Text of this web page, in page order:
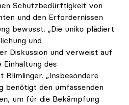
Schutzbedürftigkeit von
und den Erfordernissen
bewusst. „Die uniko plädiert
und
Diskussion und verweist auf
des
Blimlinger. „Insbesondere
benötigt den umfassenden
um für die Bekämpfung